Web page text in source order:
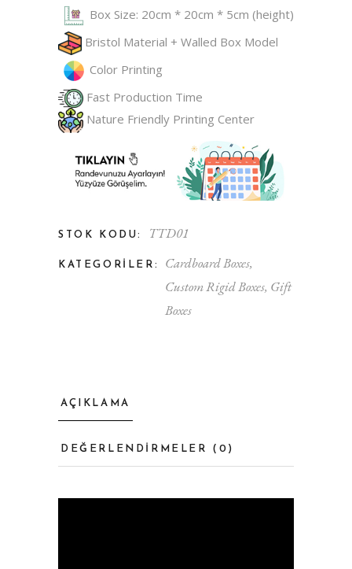
Box Size: 20cm * 20cm * 5cm (height)
Bristol Material + Walled Box Model
Color Printing
Fast Production Time
Nature Friendly Printing Center
STOK KODU: TTD01
KATEGORILER: Cardboard Boxes,
Custom Rigid Boxes, Gift
Boxes
AÇIKLAMA
DEĞERLENDIRMELER (0)